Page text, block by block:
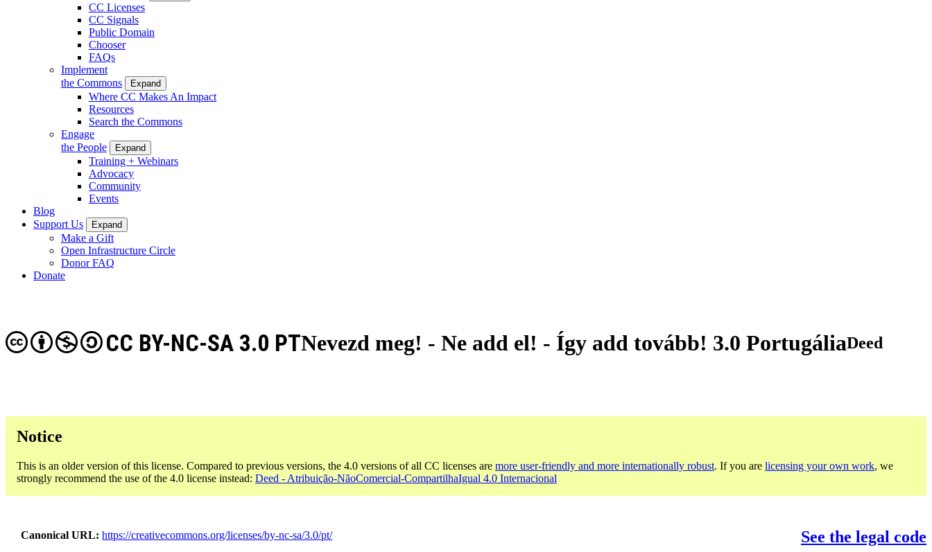
CC Licenses
CC Signals
Public Domain
Chooser
FAQs
Implement
the Commons
Expand
Where CC Makes An Impact
Resources
Search the Commons
Engage
the People
Expand
Training + Webinars
Advocacy
Community
Events
Blog
Support Us
Expand
Make a Gift
Open Infrastructure Circle
Donor FAQ
Donate
Nevezd meg! - Ne add el! - Így add tovább! 3.0 Portugália
CC BY-NC-SA 3.0 PT Deed
Notice
This is an older version of this license. Compared to previous versions, the 4.0 versions of all CC licenses are more user-friendly and more internationally robust. If you are licensing your own work, we
strongly recommend the use of the 4.0 license instead: Deed - Atribuição-NãoComercial-CompartilhaIgual 4.0 Internacional
Canonical URL https://creativecommons.org/licenses/by-nc-sa/3.0/pt/
See the legal code